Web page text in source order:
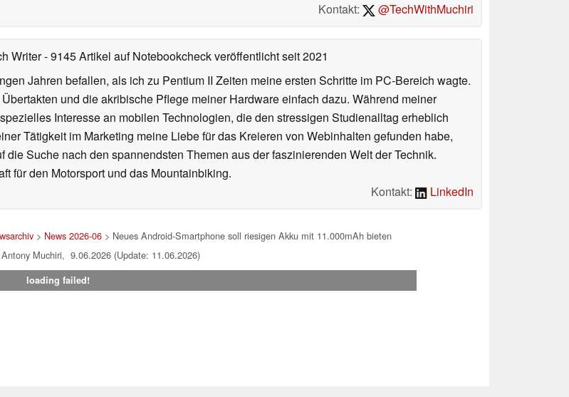
Kontakt:
@TechWithMuchiri
Writer- 9145 Artikel auf Notebookcheck veröffentlichtseit 2021
Jahren befallen, als ich zu Pentium II Zeiten meine ersten Schritte im PC-Bereich wagte.
und die akribische Pflege meiner Hardware einfach dazu. Während meiner
Interesse an mobilen Technologien, die den stressigen Studienalltag erheblich
Tätigkeit im Marketing meine Liebe für das Kreieren von Webinhalten gefunden habe,
Suche nach den spannendsten Themen aus der faszinierenden Welt der Technik.
für den Motorsport und das Mountainbiking.
Kontakt:
LinkedIn
> News 2026-06 > Neues Android-Smartphone soll riesigen Akku mit 11.000mAh bieten
Muchiri, 9.06.2026 (Update: 11.06.2026)
loading failed!